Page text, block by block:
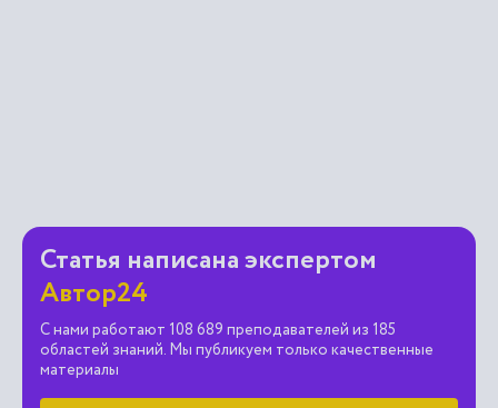
Статья написана экспертом
Автор24
С нами работают 108 689 преподавателей из 185
областей знаний. Мы публикуем только качественные
материалы